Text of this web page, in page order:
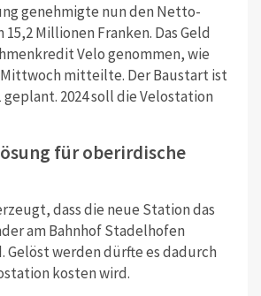
genehmigte nun den Netto-
Millionen Franken. Das Geld
Velo genommen, wie
mitteilte. Der Baustart ist
geplant. 2024 soll die Velostation
für oberirdische
dass die neue Station das
am Bahnhof Stadelhofen
Gelöst werden dürfte es dadurch
kosten wird.